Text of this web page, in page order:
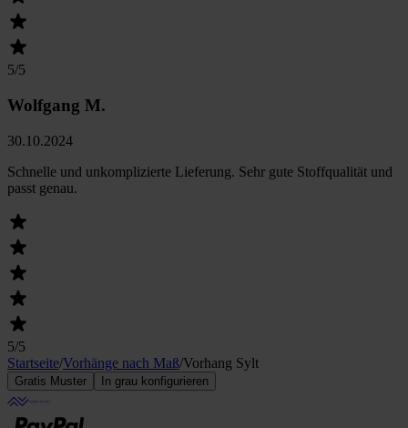
5/5
Wolfgang M.
30.10.2024
Schnelle und unkomplizierte Lieferung. Sehr gute Stoffqualität und
passt genau.
5/5
Startseite/Vorhänge nach Maß/Vorhang Sylt
Gratis Muster In grau konfigurieren